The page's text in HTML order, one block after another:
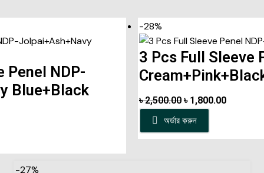
Penel NDP-
Blue+Black
-28%
3 Pcs Full Sleeve
৳2,500.00 ৳ 1,800.00
অর্ডার করুন
-27%